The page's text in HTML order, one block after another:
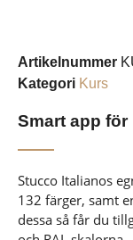
Artikelnummer
Kategori Kurs
Smart app
Stucco Italianos
132 färger, samt
dessa så får du